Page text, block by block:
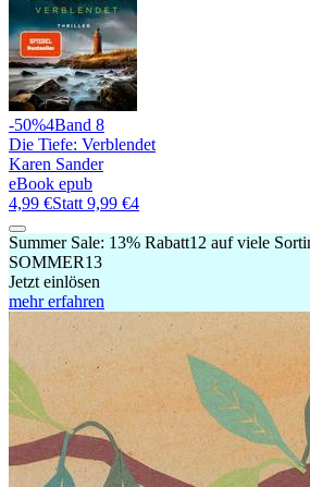
-50%4Band 8
Die Tiefe: Verblendet
Karen Sander
eBook epub
4,99 €Statt 9,99 €4
Summer Sale: 13% Rabatt12 auf viele
SOMMER13
Jetzt einlösen
mehr erfahren